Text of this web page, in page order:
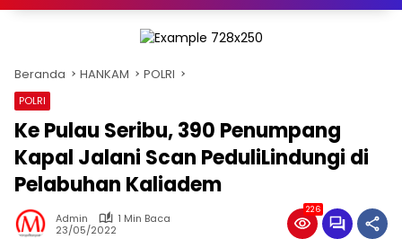
Beranda HANKAM POLRI
POLRI
Ke Pulau Seribu, 390 Penumpang
Kapal Jalani Scan PeduliLindungi di
Pelabuhan Kaliadem
Admin
1 Min Baca
23/05/2022
226